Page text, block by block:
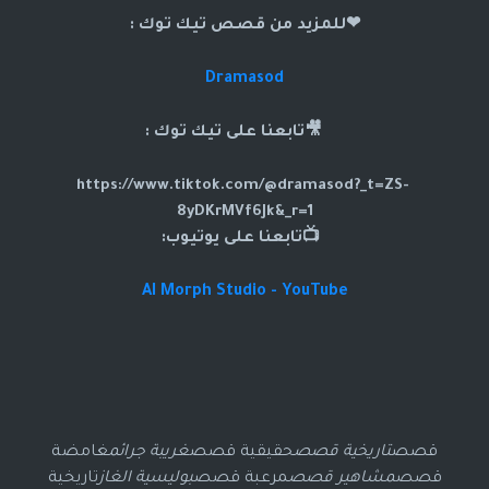
❤للمزيد من قصص تيك توك :
Dramasod
🎥تابعنا على تيك توك :
https://www.tiktok.com/@dramasod?_t=ZS-
8yDKrMVf6Jk&_r=1
📺تابعنا على يوتيوب:
AI Morph Studio - YouTube
قصصتاريخية قصصحقيقية قصصغريبة جرائمغامضة
قصصمشاهير قصصمرعبة قصصبوليسية الغازتاريخية